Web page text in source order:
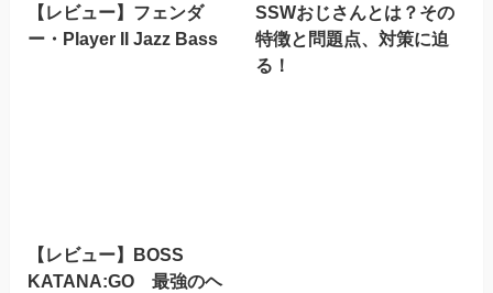
【レビュー】フェンダ
ー・Player II Jazz Bass
SSWおじさんとは？その
特徴と問題点、対策に迫
る！
【レビュー】BOSS
KATANA:GO 最強のヘ